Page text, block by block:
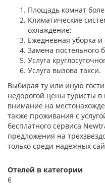
Площадь комнат
Климатические
охлаждение;
Ежедневная уборка
Замена постельного
Услуга
Услуга вызова такси.
Выбирая ту или иную
недорогой цены туристы
внимание на
также проживания с
бесплатного сервиса
предложения на
только среди надежных
Отелей в категории
6